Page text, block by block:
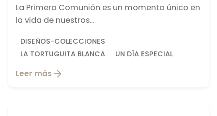
La Primera Comunión es un momento único en
la vida de nuestros...
DISEÑOS-COLECCIONES
LA TORTUGUITA BLANCA
UN DÍA ESPECIAL
Leer más